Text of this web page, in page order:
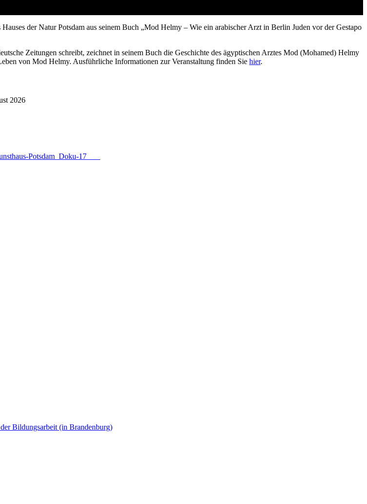
der Natur Potsdam aus seinem Buch „Mod Helmy – Wie ein arabischer Arzt in Berlin Juden vor der Gestapo
Zeitungen schreibt, zeichnet in seinem Buch die Geschichte des ägyptischen Arztes Mod (Mohamed) Helmy
von Mod Helmy. Ausführliche Informationen zur Veranstaltung finden Sie hier.
2026
Bildungsarbeit (in Brandenburg)